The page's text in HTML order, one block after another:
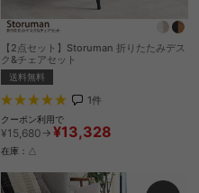
【2点セット】Storuman 折りたたみデス
ク&チェアセット
送料無料
1件
クーポン利用で
¥15,680→ ¥13,328
在庫：△